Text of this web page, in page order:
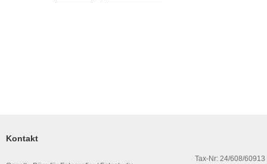
Kontakt
Tax-Nr: 24/608/60913